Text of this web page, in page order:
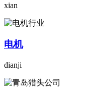
xian
电机
dianji